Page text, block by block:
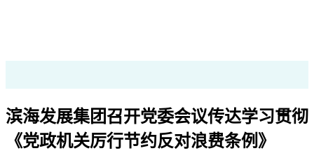
滨海发展集团召开党委会议传达学习贯彻
《党政机关厉行节约反对浪费条例》